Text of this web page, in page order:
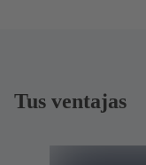
Tus ventajas